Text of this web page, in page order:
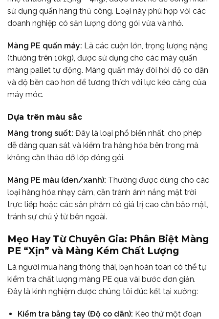
sử dụng quấn hàng thủ công. Loại này phù hợp với các
doanh nghiệp có sản lượng đóng gói vừa và nhỏ.
Màng PE quấn máy: Là các cuộn lớn, trọng lượng nặng
(thường trên 10kg), được sử dụng cho các máy quấn
màng pallet tự động. Màng quấn máy đòi hỏi độ co dãn
và độ bền cao hơn để tương thích với lực kéo căng của
máy móc.
Dựa trên màu sắc
Màng trong suốt: Đây là loại phổ biến nhất, cho phép
dễ dàng quan sát và kiểm tra hàng hóa bên trong mà
không cần tháo dỡ lớp đóng gói.
Màng PE màu (đen/xanh): Thường được dùng cho các
loại hàng hóa nhạy cảm, cần tránh ánh nắng mặt trời
trực tiếp hoặc các sản phẩm có giá trị cao cần bảo mật,
tránh sự chú ý từ bên ngoài.
Mẹo Hay Từ Chuyên Gia: Phân Biệt Màng
PE “Xịn” và Màng Kém Chất Lượng
Là người mua hàng thông thái, bạn hoàn toàn có thể tự
kiểm tra chất lượng màng PE qua vài bước đơn giản.
Đây là kinh nghiệm được chúng tôi đúc kết tại xưởng:
Kiểm tra bằng tay (Độ co dãn): Kéo thử một đoạn